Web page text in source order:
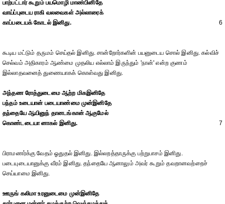
பாற்பட்டார் கூறும் பயமொழி மாண்பினிதே
வாய்ப்புடைய ராகி வலவைகள் அல்லாரைக்
காப்படையக் கோடல் இனிது.
6
கூடிய மட்டும் தருமம் செய்தல் இனிது. சான்றோர்களின் பயனுடைய சொல் இனிது. கல்விச்
செல்வம் அதிகாரம் ஆண்மை முதலிய எல்லாம் இருந்தும் 'நான்' என்ற குணம்
இல்லாதவனைத் துணையாகக் கொள்வது இனிது.
அந்தண ரோத்துடைமை ஆற்ற மிகஇனிதே
பந்தம் உடையான் படையாண்மை முன்இனிதே
தந்தையே ஆயினுந் தானடங்கான் ஆகுமேல்
கொண்டடையா னாகல் இனிது.
7
பிராமணர்க்கு வேதம் ஓதுதல் இனிது. இல்லறத்தாருக்கு பற்றுபாசம் இனிது.
படையுடையானுக்கு வீரம் இனிது. தந்தையே ஆனாலும் அவர் கூறும் தவறானவற்றைச்
செய்யாமை இனிது.
ஊருங் கலிமா உரனுடைமை முன்இனிதே